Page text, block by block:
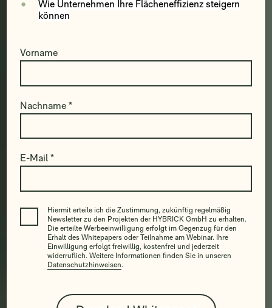
Wie Unternehmen Ihre Flächeneffizienz steigern
können
Vorname
Nachname *
E-Mail *
Hiermit erteile ich die Zustimmung, zukünftig regelmäßig
Newsletter zu den Projekten der HYBRICK GmbH zu erhalten.
Die erteilte Werbeeinwilligung erfolgt im Gegenzug für den
Erhalt des Whitepapers oder Teilnahme am Webinar. Ihre
Einwilligung erfolgt freiwillig, kostenfrei und jederzeit
widerruflich. Weitere Informationen finden Sie in unseren
Datenschutzhinweisen.
Bitte lasse dieses Feld leer.